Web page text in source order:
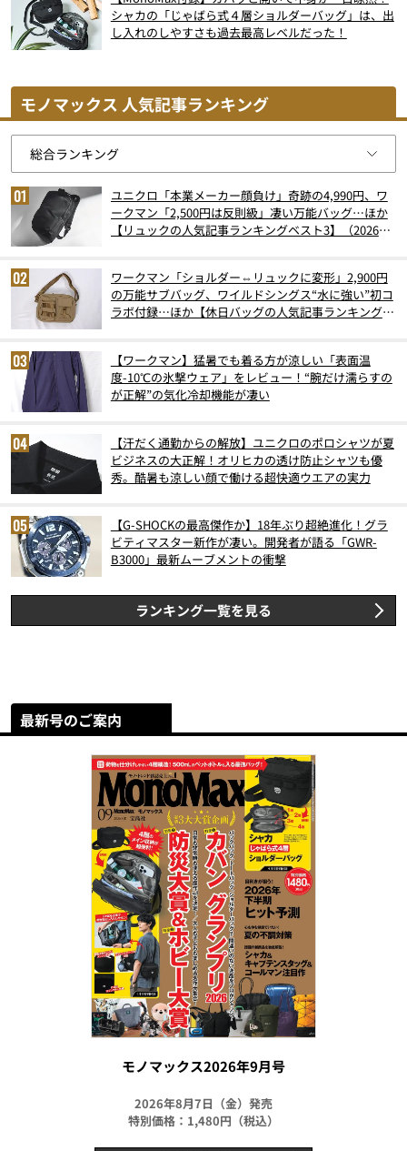
シャカの「じゃばら式４層ショルダーバッグ」は、出
し入れのしやすさも過去最高レベルだった！
モノマックス 人気記事ランキング
ユニクロ「本業メーカー顔負け」奇跡の4,990円、ワ
ークマン「2,500円は反則級」凄い万能バッグ…ほか
【リュックの人気記事ランキングベスト3】（2026年
ワークマン「ショルダー⇔リュックに変形」2,900円
の万能サブバッグ、ワイルドシングス“水に強い”初コ
ラボ付録…ほか【休日バッグの人気記事ランキングベ
【ワークマン】猛暑でも着る方が涼しい「表面温
度-10℃の氷撃ウェア」をレビュー！“腕だけ濡らすの
が正解”の気化冷却機能が凄い
【汗だく通勤からの解放】ユニクロのポロシャツが夏
ビジネスの大正解！オリヒカの透け防止シャツも優
秀。酷暑も涼しい顔で働ける超快適ウエアの実力
【G-SHOCKの最高傑作か】18年ぶり超絶進化！グラ
ビティマスター新作が凄い。開発者が語る「GWR-
B3000」最新ムーブメントの衝撃
ランキング一覧を見る
最新号のご案内
モノマックス2026年9月号
2026年8月7日（金）発売
特別価格：1,480円（税込）